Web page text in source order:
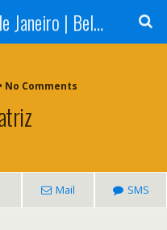
Acompanhantes Rio de Janeiro | Belas e Cia
No Comments
Mail SMS